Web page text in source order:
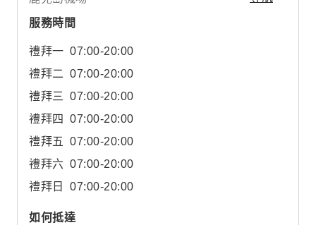
服務時間
禮拜一 07:00-20:00
禮拜二 07:00-20:00
禮拜三
07:00-20:00
禮拜四
07:00-20:00
禮拜五
07:00-20:00
禮拜六 07:00-20:00
禮拜日
07:00-20:00
如何抵達